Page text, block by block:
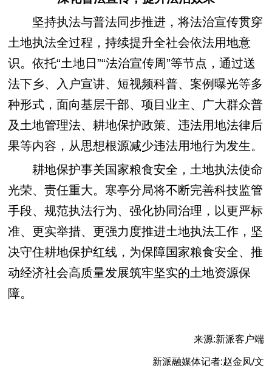
坚持执法与普法同步推进，将法治宣传贯穿
土地执法全过程，持续提升全社会依法用地意
识。依托“土地日”“法治宣传周”等节点，通过送
法下乡、入户宣讲、短视频科普、案例曝光等多
种形式，面向基层干部、项目业主、广大群众普
及土地管理法、耕地保护政策、违法用地法律后
果等内容，从思想根源减少违法用地行为发生。
耕地保护事关国家粮食安全，土地执法使命
光荣、责任重大。寒亭分局将不断完善科技监管
手段、规范执法行为、强化协同治理，以更严标
准、更实举措、更强力度推进土地执法工作，坚
决守住耕地保护红线，为保障国家粮食安全、推
动经济社会高质量发展筑牢坚实的土地资源保
障。
来源:新派客户端
新派融媒体记者:赵金凤/文